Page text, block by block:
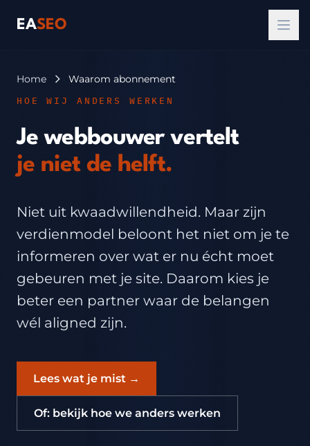
EASEO
Home Waarom abonnement
HOE WIJ ANDERS WERKEN
Je webbouwer vertelt
je niet de helft.
Niet uit kwaadwillendheid. Maar zijn
verdienmodel beloont het niet om je te
informeren over wat er nu écht moet
gebeuren met je site. Daarom kies je
beter een partner waar de belangen
wél aligned zijn.
Lees wat je mist →
Of: bekijk hoe we anders werken